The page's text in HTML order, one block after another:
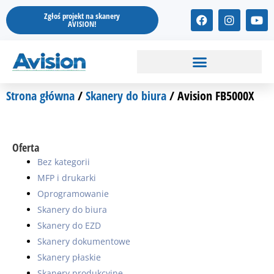
Przejdź
do
treści
Zgłoś projekt na skanery
AVISION!
F
a
c
b
o
k
I
n
s
a
m
Y
o
u
Strona główna/Skanery do biura/ Avision FB5000X
Oferta
Bez kategorii
MFP i drukarki
Oprogramowanie
Skanery do biura
Skanery do EZD
Skanery dokumentowe
Skanery płaskie